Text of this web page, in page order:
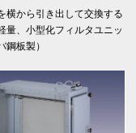
横から引き出して交換する
量、小型化フィルタユニッ
鋼板製）